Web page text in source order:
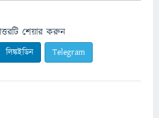
শেয়ার করুন
লিঙ্কইডিন Telegram